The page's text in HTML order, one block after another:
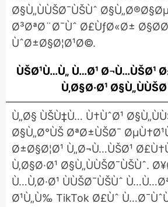
Ø§Ù„ÙÙŠØ¯ÙŠÙˆ
Ø³ØªØ¨Ø¯Ùˆ Ø£ÙƒØ«Ø±
ÙˆØ±Ø§Ø¦Ø¹Ø©.
ÙŠØ¹Ù…Ù„ Ù…Ø¹ Ø¬Ù…ÙŠØ¹
Ù‚Ø§Ø·Ø¹
Ù„Ø§ ÙŠÙ‡Ù… Ù†ÙˆØ¹
Ø§Ù„Ø°ÙŠ ØªØ±ÙŠØ¯
Ø±Ø§Ø¦Ø¹ Ù„Ø¬Ù…ÙŠØ¹
Ù‚Ø§Ø·Ø¹ Ø§Ù„ÙÙŠØ¯ÙŠÙˆ.
Ù…Ù‚Ø·Ø¹ ÙÙŠØ¯ÙŠÙˆ
Ø¹Ù„Ù‰ TikTok Ø£Ùˆ